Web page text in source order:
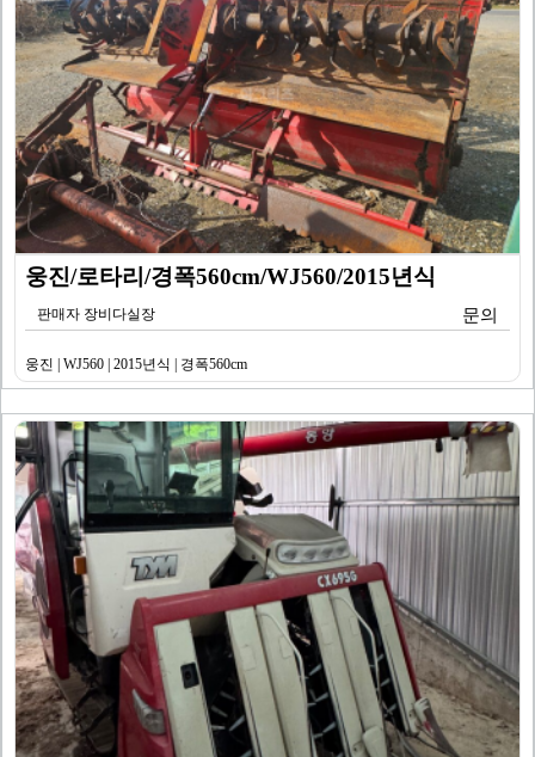
웅진/로타리/경폭560cm/WJ560/2015년식
판매자 장비다실장 문의
웅진 | WJ560 | 2015년식 | 경폭560cm